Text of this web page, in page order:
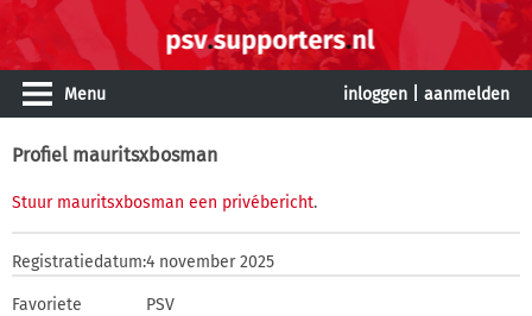
Menu inloggen aanmelden
Profiel mauritsxbosman
Stuur mauritsxbosman een privébericht.
Registratiedatum:4 november 2025
Favoriete
PSV